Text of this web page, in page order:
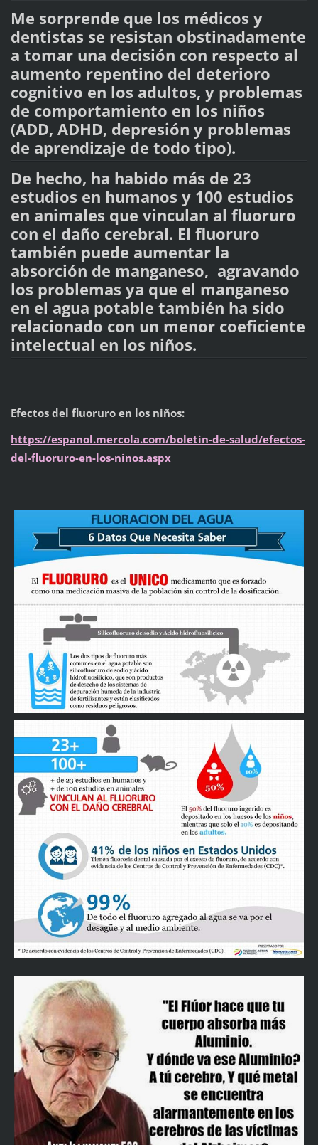
Me sorprende que los médicos y
dentistas se resistan obstinadamente
a tomar una decisión con respecto al
aumento repentino del deterioro
cognitivo en los adultos, y problemas
de comportamiento en los niños
(ADD, ADHD, depresión y problemas
de aprendizaje de todo tipo).
De hecho, ha habido más de 23
estudios en humanos y 100 estudios
en animales que vinculan al fluoruro
con el daño cerebral. El fluoruro
también puede aumentar la
absorción de manganeso, agravando
los problemas ya que el manganeso
en el agua potable también ha sido
relacionado con un menor coeficiente
intelectual en los niños.
Efectos del fluoruro en los niños:
https://espanol.mercola.com/boletin-de-salud/efectos-
del-fluoruro-en-los-ninos.aspx